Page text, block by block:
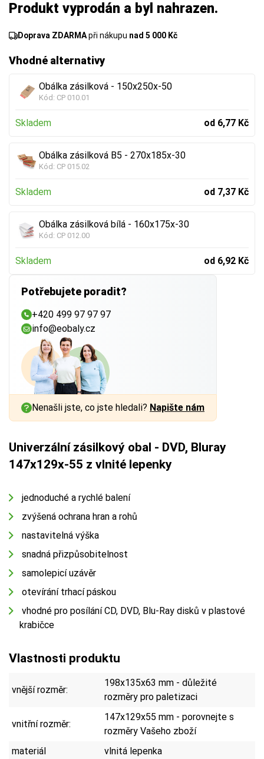
Produkt vyprodán a byl nahrazen.
Doprava ZDARMApři nákupu nad 5 000 Kč
Vhodné alternativy
Obálka zásilková - 150x250x-50
Kód: CP 010.01
Skladem od 6,77 Kč
Obálka zásilková B5 - 270x185x-30
Kód: CP 015.02
Skladem od 7,37 Kč
Obálka zásilková bílá - 160x175x-30
Kód: CP 012.00
Skladem od 6,92 Kč
Potřebujete poradit?
+420 499 97 97 97
info@eobaly.cz
Nenašli jste, co jste hledali? Napište nám
Univerzální zásilkový obal - DVD, Bluray
147x129x-55 z vlnité lepenky
jednoduché a rychlé balení
zvýšená ochrana hran a rohů
nastavitelná výška
snadná přizpůsobitelnost
samolepicí uzávěr
otevírání trhací páskou
vhodné pro posílání CD, DVD, Blu-Ray disků v plastové
krabičce
Vlastnosti produktu
vnější rozměr:
198x135x63 mm - důležité
rozměry pro paletizaci
vnitřní rozměr:
147x129x55 mm - porovnejte s
rozměry Vašeho zboží
materiál
vlnitá lepenka